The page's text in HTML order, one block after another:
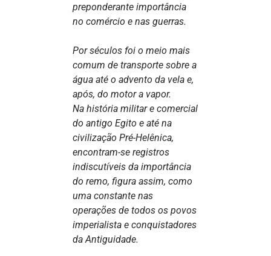
preponderante importância
no comércio e nas guerras.
Por séculos foi o meio mais
comum de transporte sobre a
água até o advento da vela e,
após, do motor a vapor.
Na história militar e comercial
do antigo Egito e até na
civilização Pré-Helênica,
encontram-se registros
indiscutíveis da importância
do remo, figura assim, como
uma constante nas
operações de todos os povos
imperialista e conquistadores
da Antiguidade.